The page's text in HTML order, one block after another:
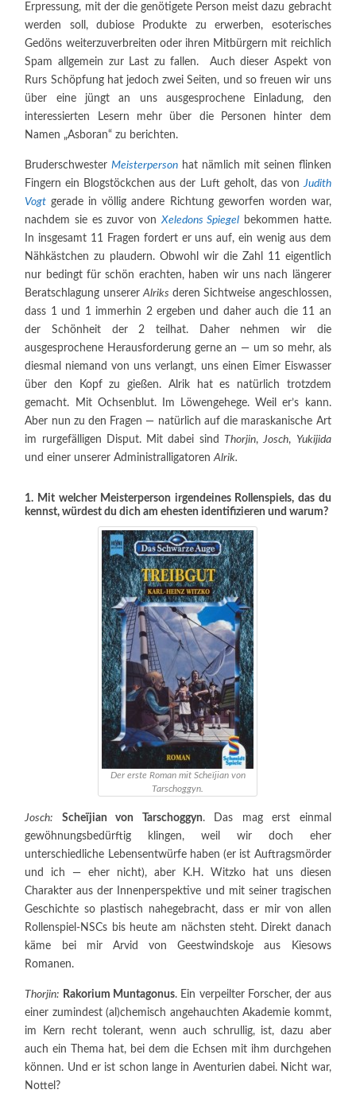
Erpressung, mit der die genötigete Person meist dazu gebracht
werden soll, dubiose Produkte zu erwerben, esoterisches
Gedöns weiterzuverbreiten oder ihren Mitbürgern mit reichlich
Spam allgemein zur Last zu fallen. Auch dieser Aspekt von
Rurs Schöpfung hat jedoch zwei Seiten, und so freuen wir uns
über eine jüngt an uns ausgesprochene Einladung, den
interessierten Lesern mehr über die Personen hinter dem
Namen „Asboran“ zu berichten.
BruderschwesterMeisterperson hat nämlich mit seinen flinken
Fingern ein Blogstöckchen aus der Luft geholt, das von Judith
Vogt gerade in völlig andere Richtung geworfen worden war,
nachdem sie es zuvor von Xeledons Spiegel bekommen hatte.
In insgesamt 11 Fragen fordert er uns auf, ein wenig aus dem
Nähkästchen zu plaudern. Obwohl wir die Zahl 11 eigentlich
nur bedingt für schön erachten, haben wir uns nach längerer
Beratschlagung unsererAlriks deren Sichtweise angeschlossen,
dass 1 und 1 immerhin 2 ergeben und daher auch die 11 an
der Schönheit der 2 teilhat. Daher nehmen wir die
ausgesprochene Herausforderung gerne an — um so mehr, als
diesmal niemand von uns verlangt, uns einen Eimer Eiswasser
über den Kopf zu gießen. Alrik hat es natürlich trotzdem
gemacht. Mit Ochsenblut. Im Löwengehege. Weil er’s kann.
Aber nun zu den Fragen — natürlich auf die maraskanische Art
im rurgefälligen Disput. Mit dabei sindThorjin, Josch, Yukijida
und einer unserer AdministralligatorenAlrik.
1. Mit welcher Meisterperson irgendeines Rollenspiels, das du
kennst, würdest du dich am ehesten identifizieren und warum?
Der erste Roman mit Scheïjian von
Tarschoggyn.
Josch: Scheïjianvon Tarschoggyn. Das mag erst einmal
gewöhnungsbedürftig klingen, weil wir doch eher
unterschiedliche Lebensentwürfe haben (er ist Auftragsmörder
und ich — eher nicht), aber K.H. Witzko hat uns diesen
Charakter aus der Innenperspektive und mit seiner tragischen
Geschichte so plastisch nahegebracht, dass er mir von allen
Rollenspiel-NSCs bis heute am nächsten steht. Direkt danach
käme bei mir Arvid von Geestwindskoje aus Kiesows
Romanen.
Thorjin: Rakorium Muntagonus. Ein verpeilter Forscher, der aus
einer zumindest (al)chemisch angehauchten Akademie kommt,
im Kern recht tolerant, wenn auch schrullig, ist, dazu aber
auch ein Thema hat, bei dem die Echsen mit ihm durchgehen
können. Und er ist schon lange in Aventurien dabei. Nicht war,
Nottel?